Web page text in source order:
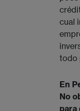
cual
todo
En
No
para